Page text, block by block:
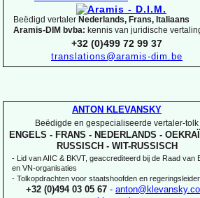
Beëdigd vertaler Nederlands, Frans, Italiaans
Aramis-DIM bvba: kennis van juridische
+32 (0)499 72 99 37
translations@aramis-dim.be
ANTON KLEVANSKY
Beëdigde en gespecialiseerde vertaler-tolk
ENGELS - FRANS - NEDERLANDS -
RUSSISCH -WIT-RUSSISCH
- Lid van AIIC & BKVT, geaccrediteerd bij de Raad van
en VN-organisaties
- Tolkopdrachten voor staatshoofden en
+32 (0)494 03 05 67 -